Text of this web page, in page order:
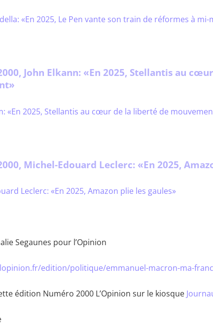
John Elkann: «En 2025, Stellantis au
Michel-Edouard Leclerc: «En 2025,
Segaunes pour l’Opinion
edition/politique/emmanuel-macron-ma-
édition Numéro 2000 L’Opinion sur le kiosque